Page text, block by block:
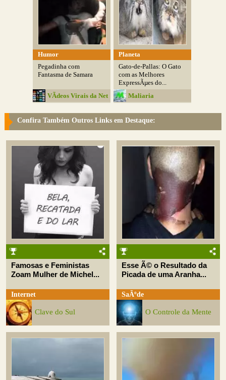
Humor
Pegadinha com
Fantasma de Samara
VÃ­deos Virais da Net
Planeta
Gato-de-Pallas: O Gato
com as Melhores
ExpressÃµes do...
Maliaria
Confira Também Outros Links em Destaque:
Famosas e Feministas
Zoam Mulher de Michel...
Internet
Clave do Sul
Esse Ã© o Resultado da
Picada de uma Aranha...
SaÃºde
O Controle da Mente